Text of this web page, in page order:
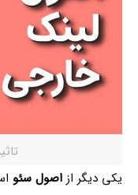
یکی دیگر ازاصول سئو